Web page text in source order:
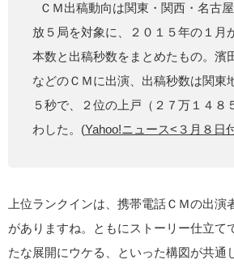
ＣＭ出稿動向は関東・関西・名古
放５局を対象に、２０１５年の１月
本数と出稿秒数をまとめたもの。濱
などのＣＭに出演、出稿秒数は関東
５秒で、２位の上戸（２７万１４８
わした。(Yahoo!ニュース<３月８日
上位ランクインは、携帯電話ＣＭの出演
がありますね。ともにストーリー仕立て
たな展開にウケる、といった構図が共通